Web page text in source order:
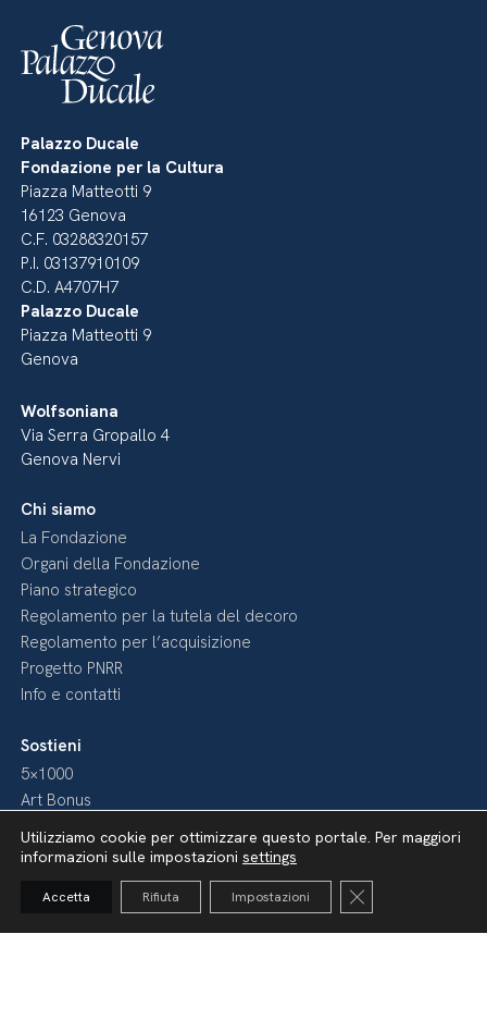
Palazzo Ducale
Fondazione per la Cultura
Piazza Matteotti 9
16123 Genova
C.F. 03288320157
P.I. 03137910109
C.D. A4707H7
Palazzo Ducale
Piazza Matteotti 9
Genova
Wolfsoniana
Via Serra Gropallo 4
Genova Nervi
Chi siamo
La Fondazione
Organi della Fondazione
Piano strategico
Regolamento per la tutela del decoro
Regolamento per l’acquisizione
Progetto PNRR
Info e contatti
Sostieni
5×1000
Art Bonus
Art Bonus – Mecenati
Fai come loro
Diventa nostro Sponsor
Media
Utilizziamo cookie per ottimizzare questo portale. Per maggiori
informazioni sulle impostazioni settings
Accetta Rifiuta Impostazioni Close GDPR